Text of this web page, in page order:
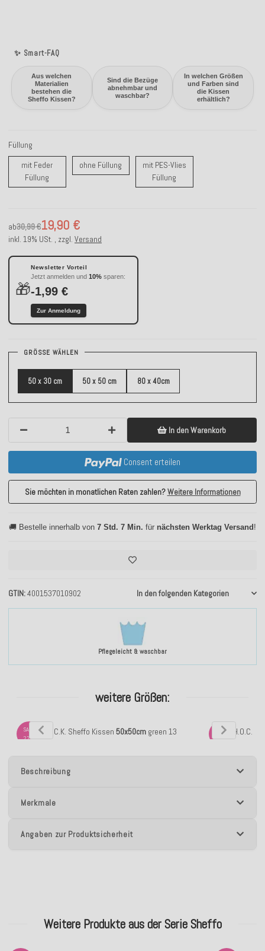
✨ Smart-FAQ
Aus welchen
Materialien
bestehen die
Sheffo Kissen?
Sind die Bezüge
abnehmbar und
waschbar?
In welchen Größen
und Farben sind
die Kissen
erhältlich?
Pflegeleicht & waschbar
GTIN 4001537010902 In den folgenden Kategorien
Füllung
mit Feder
Füllung mit Feder Füllung
ohne Füllung ohne Füllung
mit PES-Vlies
Füllung
ab 19,90 €
30,99 €
inkl. 19% USt. , zzgl. Versand
🎁
Newsletter Vorteil
Jetzt anmelden und 10% sparen:
-1,99 €
Zur Anmeldung
GRÖSSE WÄHLEN
50 x 30 cm 50 x 50 cm 80 x 40cm
In den Warenkorb
Consent erteilen
Sie möchten in monatlichen Raten zahlen?Weitere Informationen
🚚 Bestelle innerhalb von 7 Std. 7 Min. für nächsten Werktag Versand !
weitere Größen:
SALE
27%
H.O.C.K. Sheffo Kissen 50x50cmgreen 13
SALE
24%
Beschreibung
Merkmale
Angaben zur Produktsicherheit
Weitere Produkte aus der Serie Sheffo